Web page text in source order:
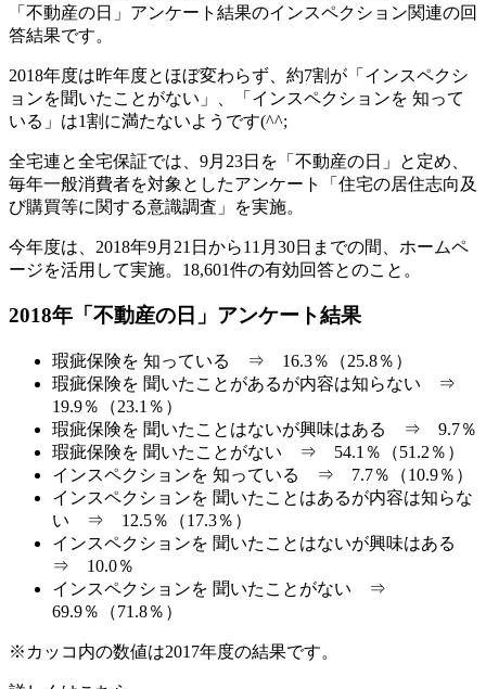
「不動産の日」アンケート結果のインスペクション関連の回
答結果です。
2018年度は昨年度とほぼ変わらず、約7割が「インスペクシ
ョンを聞いたことがない」、「インスペクションを 知って
いる」は1割に満たないようです(^^;
全宅連と全宅保証では、9月23日を「不動産の日」と定め、
毎年一般消費者を対象としたアンケート「住宅の居住志向及
び購買等に関する意識調査」を実施。
今年度は、2018年9月21日から11月30日までの間、ホームペ
ージを活用して実施。18,601件の有効回答とのこと。
2018年「不動産の日」アンケート結果
瑕疵保険を 知っている ⇒ 16.3％（25.8％）
瑕疵保険を 聞いたことがあるが内容は知らない ⇒
19.9％（23.1％）
瑕疵保険を 聞いたことはないが興味はある ⇒ 9.7％
瑕疵保険を 聞いたことがない ⇒ 54.1％（51.2％）
インスペクションを 知っている ⇒ 7.7％（10.9％）
インスペクションを 聞いたことはあるが内容は知らな
い ⇒ 12.5％（17.3％）
インスペクションを 聞いたことはないが興味はある
⇒ 10.0％
インスペクションを 聞いたことがない ⇒
69.9％（71.8％）
※カッコ内の数値は2017年度の結果です。